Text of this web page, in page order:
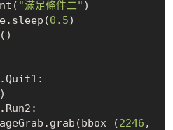
print(
"滿足條件二" )
time.sleep(
0.5)
im = ImageGrab.grab(bbox=(
2246 ,